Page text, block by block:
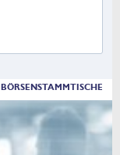
BÖRSENSTAMMTISCHE